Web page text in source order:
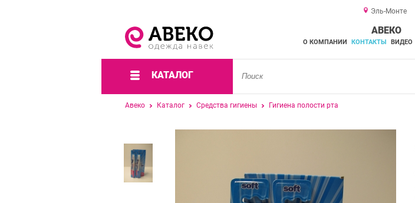
Эль-Монте
АВЕКО
О КОМПАНИИ КОНТАКТЫ ВИДЕО
КАТАЛОГ
Авеко Каталог Средства гигиены Гигиена полости рта